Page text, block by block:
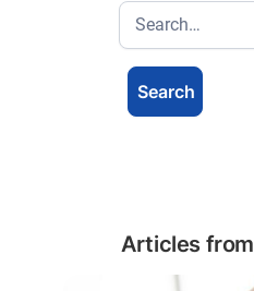
Articles from